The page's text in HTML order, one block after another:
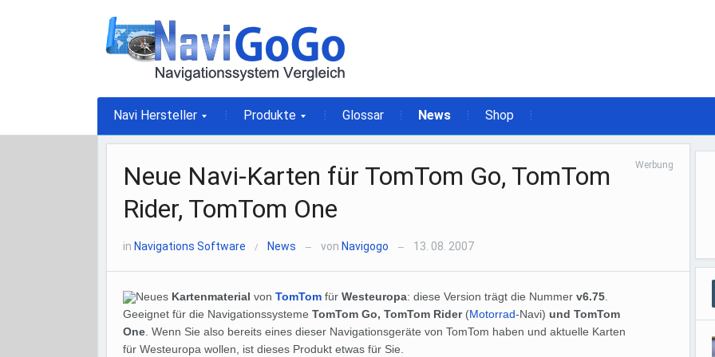
Navi Hersteller Produkte Glossar News Shop
Neue Navi-Karten für TomTom Go, TomTom
Rider, TomTom One
Werbung
in Navigations Software / News — von Navigogo — 13. 08. 2007
Neues Kartenmaterial von TomTom für Westeuropa: diese Version trägt die Nummer v6.75
Geeignet für die Navigationssysteme TomTom Go, TomTom Rider(Motorrad-Navi) und TomTom
One . Wenn Sie also bereits eines dieser Navigationsgeräte von TomTom haben und aktuelle Karten
für Westeuropa wollen, ist dieses Produkt etwas für Sie.